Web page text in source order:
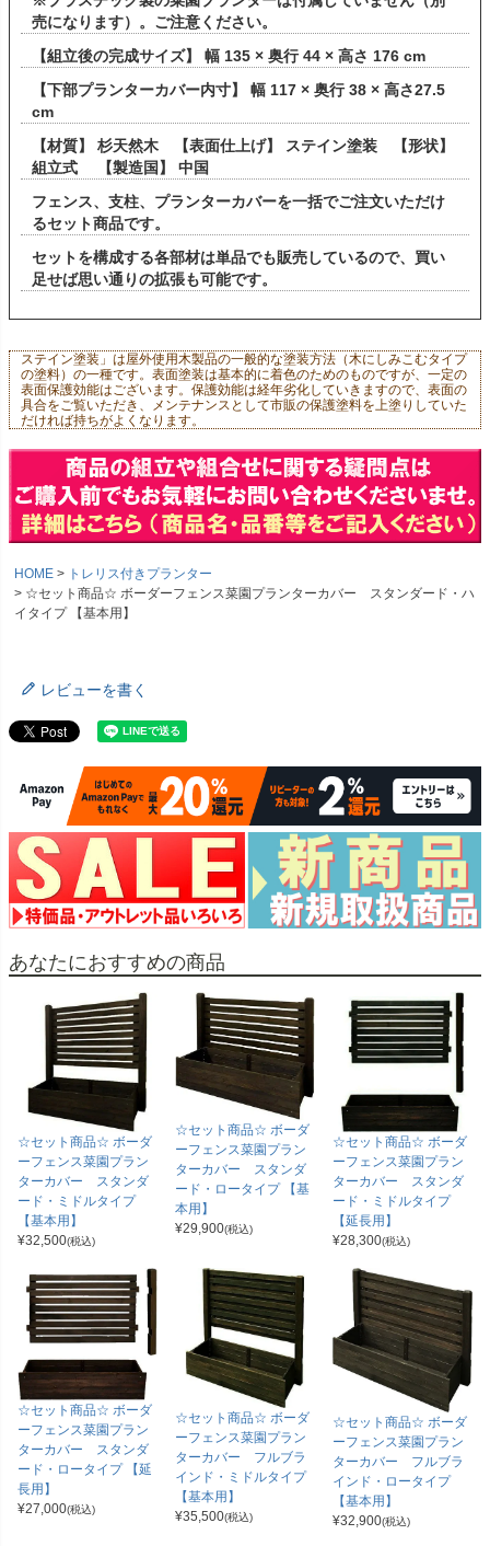
売になります）。ご注意ください。
【組立後の完成サイズ】 幅 135 × 奥行 44 × 高さ 176 cm
【下部プランターカバー内寸】 幅 117 × 奥行 38 × 高さ27.5
cm
【材質】 杉天然木 【表面仕上げ】 ステイン塗装 【形状】
組立式 【製造国】 中国
フェンス、支柱、プランターカバーを一括でご注文いただけ
るセット商品です。
セットを構成する各部材は単品でも販売しているので、買い
足せば思い通りの拡張も可能です。
ステイン塗装」は屋外使用木製品の一般的な塗装方法（木にしみこむタイプ
の塗料）の一種です。表面塗装は基本的に着色のためのものですが、一定の
表面保護効能はございます。保護効能は経年劣化していきますので、表面の
具合をご覧いただき、メンテナンスとして市販の保護塗料を上塗りしていた
だければ持ちがよくなります。
HOME
トレリス付きプランター
☆セット商品☆ ボーダーフェンス菜園プランターカバー スタンダード・ハ
イタイプ 【基本用】
レビューを書く
あなたにおすすめの商品
☆セット商品☆ ボーダ
ーフェンス菜園プラン
ターカバー スタンダ
ード・ミドルタイプ
【基本用】
¥32,500(税込)
☆セット商品☆ ボーダ
ーフェンス菜園プラン
ターカバー スタンダ
ード・ロータイプ 【基
本用】
¥29,900(税込)
☆セット商品☆ ボーダ
ーフェンス菜園プラン
ターカバー スタンダ
ード・ミドルタイプ
【延長用】
¥28,300(税込)
☆セット商品☆ ボーダ
ーフェンス菜園プラン
ターカバー スタンダ
ード・ロータイプ 【延
長用】
¥27,000(税込)
☆セット商品☆ ボーダ
ーフェンス菜園プラン
ターカバー フルブラ
インド・ミドルタイプ
【基本用】
¥35,500(税込)
☆セット商品☆ ボーダ
ーフェンス菜園プラン
ターカバー フルブラ
インド・ロータイプ
【基本用】
¥32,900(税込)